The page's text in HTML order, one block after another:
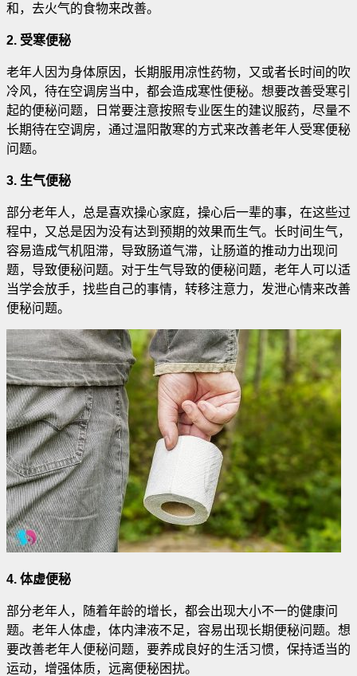
和，去火气的食物来改善。
2. 受寒便秘
老年人因为身体原因，长期服用凉性药物，又或者长时间的吹
冷风，待在空调房当中，都会造成寒性便秘。想要改善受寒引
起的便秘问题，日常要注意按照专业医生的建议服药，尽量不
长期待在空调房，通过温阳散寒的方式来改善老年人受寒便秘
问题。
3. 生气便秘
部分老年人，总是喜欢操心家庭，操心后一辈的事，在这些过
程中，又总是因为没有达到预期的效果而生气。长时间生气，
容易造成气机阻滞，导致肠道气滞，让肠道的推动力出现问
题，导致便秘问题。对于生气导致的便秘问题，老年人可以适
当学会放手，找些自己的事情，转移注意力，发泄心情来改善
便秘问题。
4. 体虚便秘
部分老年人，随着年龄的增长，都会出现大小不一的健康问
题。老年人体虚，体内津液不足，容易出现长期便秘问题。想
要改善老年人便秘问题，要养成良好的生活习惯，保持适当的
运动，增强体质，远离便秘困扰。